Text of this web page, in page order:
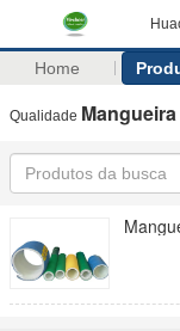
Home
Qualidade